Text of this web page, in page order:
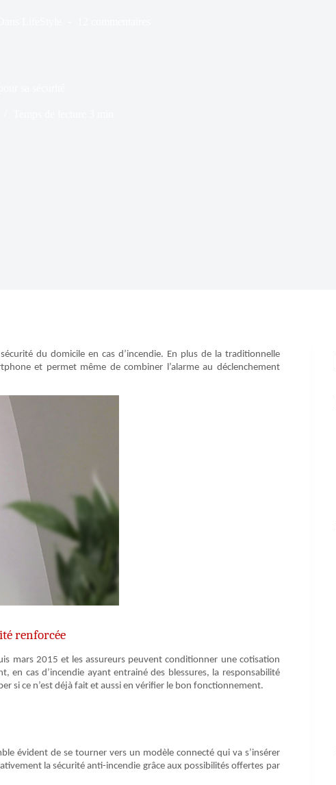
du domicile en cas d’incendie. En plus de la traditionnelle
et permet même de combiner l’alarme au déclenchement
renforcée
mars 2015 et les assureurs peuvent conditionner une cotisation
en cas d’incendie ayant entrainé des blessures, la responsabilité
si ce n’est déjà fait et aussi en vérifier le bon fonctionnement.
évident de se tourner vers un modèle connecté qui va s’insérer
la sécurité anti-incendie grâce aux possibilités offertes par